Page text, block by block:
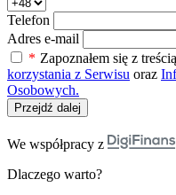
Telefon
Adres e-mail
* Zapoznałem się z
korzystania z Serwisu oraz
Osobowych.
Przejdź dalej
We współpracy z
Dlaczego warto?